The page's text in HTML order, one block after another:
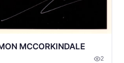
MCCORKINDALE
2